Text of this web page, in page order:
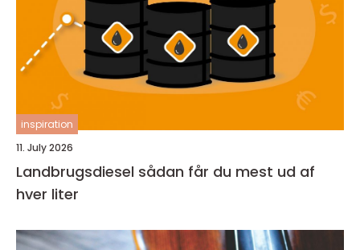
inspiration
11. July 2026
Landbrugsdiesel sådan får du mest ud af
hver liter